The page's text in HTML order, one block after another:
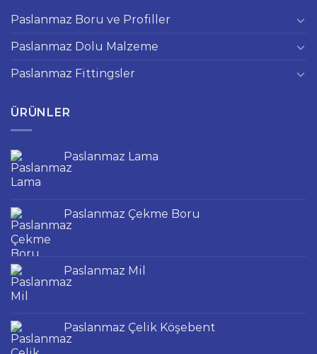
Paslanmaz Boru ve Profiller
Paslanmaz Dolu Malzeme
Paslanmaz Fittingsler
ÜRÜNLER
Paslanmaz Lama
Paslanmaz Çekme Boru
Paslanmaz Mil
Paslanmaz Çelik Köşebent